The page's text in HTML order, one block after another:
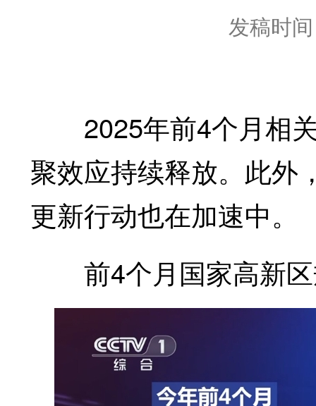
发稿时
2025年前4个月相关
聚效应持续释放。此外
更新行动也在加速中。
前4个月国家高新区